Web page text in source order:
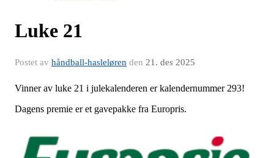
Luke 21
Postet av håndball-hasleløren den 21. des 2025
Vinner av luke 21 i julekalenderen er kalendernummer 293!
Dagens premie er et gavepakke fra Europris.